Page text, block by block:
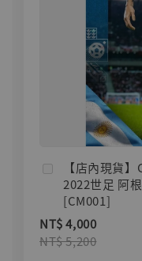
【店內現貨
2022世足 阿
[CM001]
NT$ 4,000
NT$ 5,200